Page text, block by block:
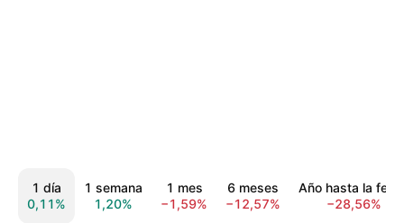
1 día
0,11%
1 semana
1,20%
1 mes
−1,59%
6 meses
−12,57%
Año hasta la
−28,56%